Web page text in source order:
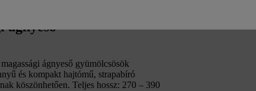
ágnyeső
ágnyeső gyümölcsösök
és kompakt hajtómű, strapabíró
köszönhetően. Teljes hossz: 270 – 390